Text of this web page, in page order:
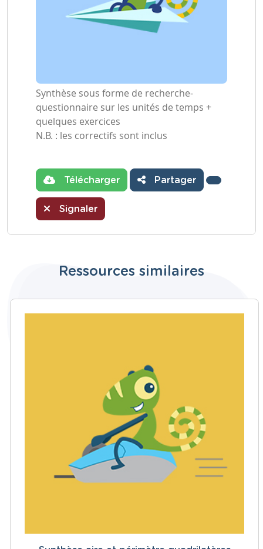
Synthèse sous forme de recherche-
questionnaire sur les unités de temps +
quelques exercices
N.B. : les correctifs sont inclus
Télécharger Partager
Signaler
Ressources similaires